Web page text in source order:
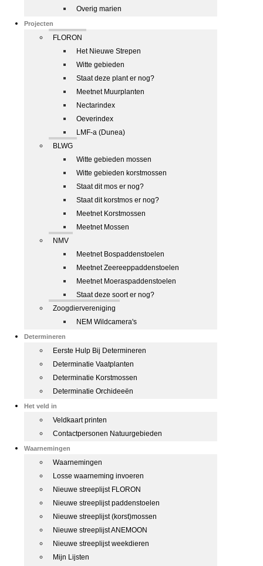
Overig marien
Projecten
FLORON
Het Nieuwe Strepen
Witte gebieden
Staat deze plant er nog?
Meetnet Muurplanten
Nectarindex
Oeverindex
LMF-a (Dunea)
BLWG
Witte gebieden mossen
Witte gebieden korstmossen
Staat dit mos er nog?
Staat dit korstmos er nog?
Meetnet Korstmossen
Meetnet Mossen
NMV
Meetnet Bospaddenstoelen
Meetnet Zeereeppaddenstoelen
Meetnet Moeraspaddenstoelen
Staat deze soort er nog?
Zoogdiervereniging
NEM Wildcamera's
Determineren
Eerste Hulp Bij Determineren
Determinatie Vaatplanten
Determinatie Korstmossen
Determinatie Orchideeën
Het veld in
Veldkaart printen
Contactpersonen Natuurgebieden
Waarnemingen
Waarnemingen
Losse waarneming invoeren
Nieuwe streeplijst FLORON
Nieuwe streeplijst paddenstoelen
Nieuwe streeplijst (korst)mossen
Nieuwe streeplijst ANEMOON
Nieuwe streeplijst weekdieren
Mijn Lijsten